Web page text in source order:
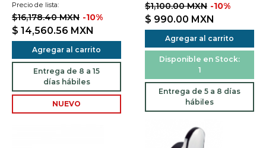
Precio de lista:
$16,178.40 MXN -10%
$ 14,560.56 MXN
Agregar al carrito
Entrega de 8 a 15
días hábiles
NUEVO
$1,100.00 MXN -10%
$ 990.00 MXN
Agregar al carrito
Disponible en Stock:
1
Entrega de 5 a 8 días
hábiles